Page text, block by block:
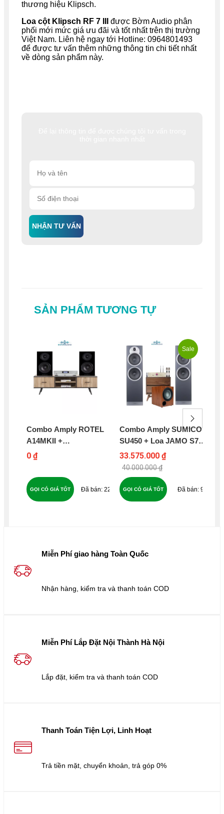
NHẬN TƯ VẤN
thương hiệu Klipsch.
Loa cột Klipsch RF 7 III
được Bờm Audio phân
phối mới mức giá ưu đãi và tốt nhất trên thị trường
Việt Nam. Liên hệ ngay tới Hotline: 0964801493
để được tư vấn thêm những thông tin chi tiết nhất
về dòng sản phẩm này.
SẢN PHẨM TƯƠNG TỰ
Combo Amply ROTEL
A14MKII +
WHARFEDALE
0 ₫
224
GỌI CÓ GIÁ TỐT
Sale
Combo Amply SUMICO
SU450 + Loa JAMO S7-
27F + SUBWOOFER
JAMO C910 - B289
33.575.000 ₫
40.000.000 ₫
91
GỌI CÓ GIÁ TỐT
Miễn Phí giao hàng Toàn Quốc
Nhận hàng, kiểm tra và thanh toán COD
Miễn Phí Lắp Đặt Nội Thành Hà Nội
Lắp đặt, kiểm tra và thanh toán COD
Thanh Toán Tiện Lợi, Linh Hoạt
Trả tiền mặt, chuyển khoản, trả góp 0%